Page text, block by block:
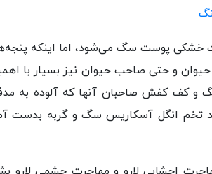
خشکی پوست سگ می‌شود، اما اینکه
و حتی صاحب حیوان نیز بسیار با
و کف کفش صاحبان آنها که آلوده به
تخم انگل آسکاریس سگ و گربه بدست